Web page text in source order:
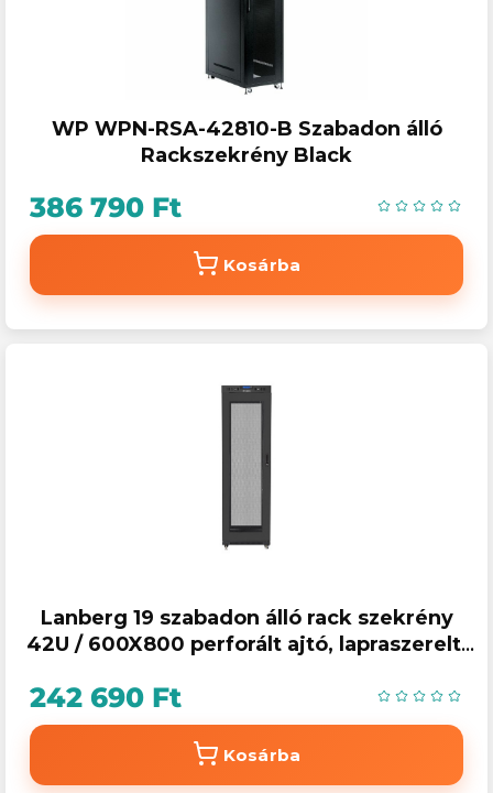
WP WPN-RSA-42810-B Szabadon álló
Rackszekrény Black
386 790 Ft
Kosárba
Lanberg 19 szabadon álló rack szekrény
42U / 600X800 perforált ajtó, lapraszerelt,
242 690 Ft
Kosárba